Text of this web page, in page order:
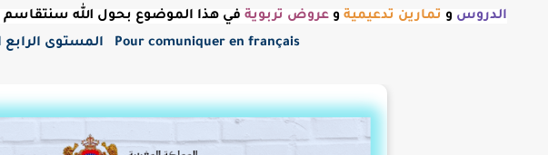
الدروس و تمارين تدعيمية و عروض تربوية في هذا الموضوع بحول الله
Pour comuniquer en français المستوى الرابع ابتدائي 2023.2024